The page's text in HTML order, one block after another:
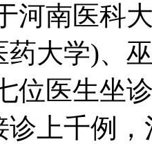
河南医科
药大学)、
位医生坐
诊上千例